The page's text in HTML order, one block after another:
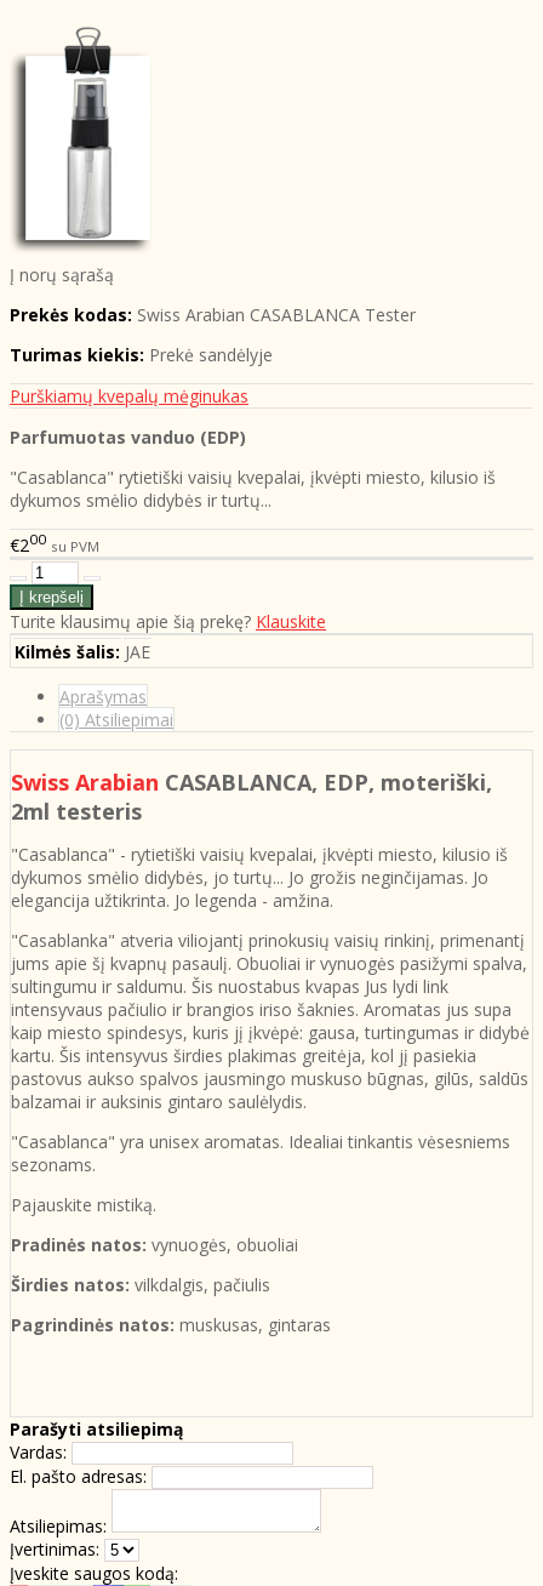
Į norų sąrašą
Prekės kodas: Swiss Arabian CASABLANCA Tester
Turimas kiekis: Prekė sandėlyje
Purškiamų kvepalų mėginukas
Parfumuotas vanduo (EDP)
"Casablanca" rytietiški vaisių kvepalai, įkvėpti miesto, kilusio iš
dykumos smėlio didybės ir turtų...
€200 su PVM
Turite klausimų apie šią prekę? Klauskite
Kilmės šalis: JAE
Aprašymas
(0) Atsiliepimai
Swiss Arabian CASABLANCA, EDP, moteriški,
2ml testeris
"Casablanca" - rytietiški vaisių kvepalai, įkvėpti miesto, kilusio iš
dykumos smėlio didybės, jo turtų... Jo grožis neginčijamas. Jo
elegancija užtikrinta. Jo legenda - amžina.
"Casablanka" atveria viliojantį prinokusių vaisių rinkinį, primenantį
jums apie šį kvapnų pasaulį. Obuoliai ir vynuogės pasižymi spalva,
sultingumu ir saldumu. Šis nuostabus kvapas Jus lydi link
intensyvaus pačiulio ir brangios iriso šaknies. Aromatas jus supa
kaip miesto spindesys, kuris jį įkvėpė: gausa, turtingumas ir didybė
kartu. Šis intensyvus širdies plakimas greitėja, kol jį pasiekia
pastovus aukso spalvos jausmingo muskuso būgnas, gilūs, saldūs
balzamai ir auksinis gintaro saulėlydis.
"Casablanca" yra unisex aromatas. Idealiai tinkantis vėsesniems
sezonams.
Pajauskite mistiką.
Pradinės natos: vynuogės, obuoliai
Širdies natos: vilkdalgis, pačiulis
Pagrindinės natos: muskusas, gintaras
Parašyti atsiliepimą
Vardas:
El. pašto adresas:
Atsiliepimas:
Įvertinimas:
Įveskite saugos kodą: